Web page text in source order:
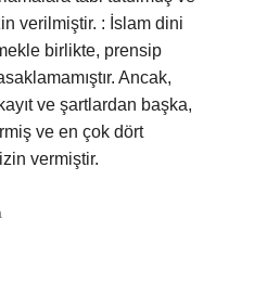
verilmiştir. : İslam dini
birlikte, prensip
Ancak,
ve şartlardan başka,
ve en çok dört
vermiştir.